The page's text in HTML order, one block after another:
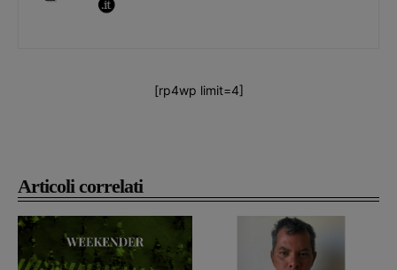
Articoli correlati
[rp4wp limit=4]